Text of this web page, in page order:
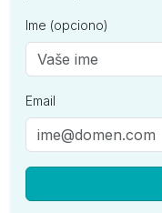
Ime (opciono)
Email